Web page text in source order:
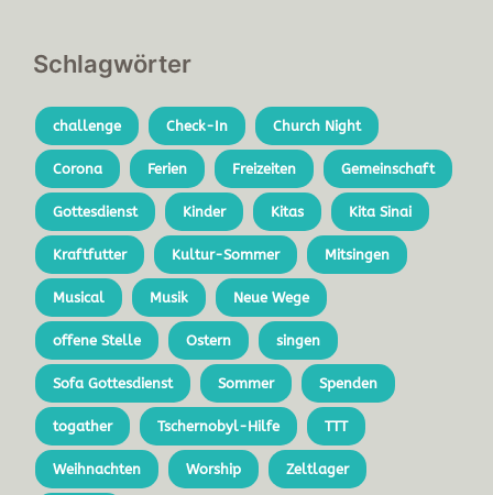
Schlagwörter
challenge Check-In Church Night
Corona Ferien Freizeiten Gemeinschaft
Gottesdienst Kinder Kitas Kita Sinai
Kraftfutter Kultur-Sommer Mitsingen
Musical Musik Neue Wege
offene Stelle Ostern singen
Sofa Gottesdienst Sommer Spenden
togather Tschernobyl-Hilfe TTT
Weihnachten Worship Zeltlager